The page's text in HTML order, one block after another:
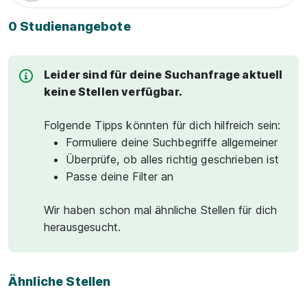
0 Studienangebote
Leider sind für deine Suchanfrage aktuell
keine Stellen verfügbar.
Folgende Tipps könnten für dich hilfreich sein:
Formuliere deine Suchbegriffe allgemeiner
Überprüfe, ob alles richtig geschrieben ist
Passe deine Filter an
Wir haben schon mal ähnliche Stellen für dich
herausgesucht.
Ähnliche Stellen